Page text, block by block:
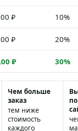
₽ 10%
₽ 20%
₽ 30%
Чем больше
заказ
тем ниже
стоимость
каждого